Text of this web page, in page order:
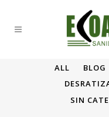
ALL BLOG
SIN